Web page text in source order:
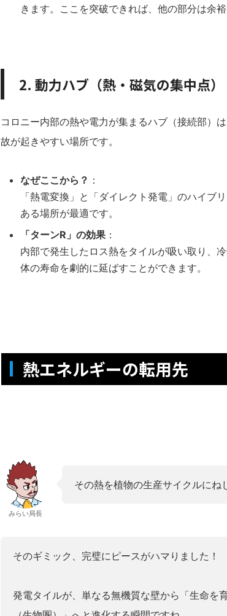
きます。ここを突破できれば、他の部分は余
2. 動力ハブ（熱・磁気の集中点）
コロニー内部の熱や電力が集まるハブ（接続部）
故が起きやすい場所です。
なぜここから？ ：
「熱電変換」と「ダイレクト発電」のハイブ
ある場所が最適です。
「ターンR」の効果 ：
内部で発生したロス熱をタイルが吸い取り、
体の寿命を劇的に延ばすことができます。
熱エネルギーの転用先
みらい局長
その熱を植物の生産サイクルにね
そのギミック、完璧にピースがハマりました！
発電タイルが、単なる無機質な壁から「生命を